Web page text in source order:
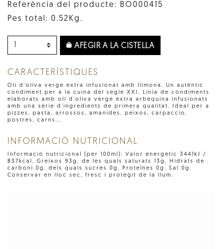
Referència del producte: BO000415
Pes total: 0.52Kg.
AFEGIR A LA CISTELLA
CARACTERÍSTIQUES
Oli d'oliva verge extra infusionat amb llimona. Un autèntic
condiment per a la cuina del segle XXI. Línia de condiments
elaborats amb oli d'oliva verge extra arbequina infusionats
amb una sèrie d'ingredients de primera qualitat. Ideal per a
pizzes, pasta, arrossos, amanides, peixos, carpaccio,
postres, carns...
INFORMACIÓ NUTRICIONAL
Informació nutricional (per 100ml): Valor energètic 3441kJ /
837kcal, Greixos 93g, de les quals saturats 13g, Hidrats de
carboni 0g, dels quals sucres 0g, Proteïnes 0g, Sal 0g.
Conservar en lloc sec, fresc i protegit de la llum.